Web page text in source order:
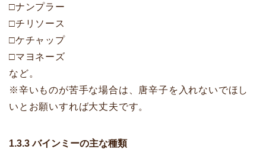
□ナンプラー
□チリソース
□ケチャップ
□マヨネーズ
など。
※辛いものが苦手な場合は、唐辛子を入れないでほし
いとお願いすれば大丈夫です。
1.3.3 バインミーの主な種類